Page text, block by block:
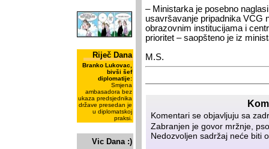
Riječ Dana
Branko Lukovac,
bivši šef
diplomatije:
Smjena
ambasadora bez
ukaza predsjednika
države presedan je
u diplomatskoj
praksi.
Vic Dana :)
– Ministarka je posebno
usavršavanje pripadnika VCG
obrazovnim institucijama i
prioritet – saopšteno je iz
M.S.
Komentari se objavljuju sa
Zabranjen je govor mržnje,
Nedozvoljen sadržaj neće biti